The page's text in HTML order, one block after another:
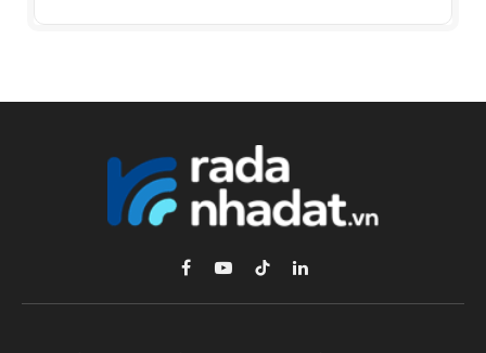
Facebook
YouTubeTikTokLinkedIn